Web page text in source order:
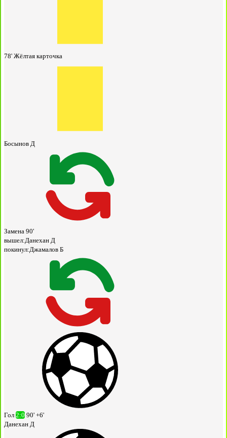
78' Жёлтая карточка
Босынов Д
Замена 90'
вышел:Данехан Д
покинул:Джамалов Б
Гол 2:0 90' +6'
Данехан Д